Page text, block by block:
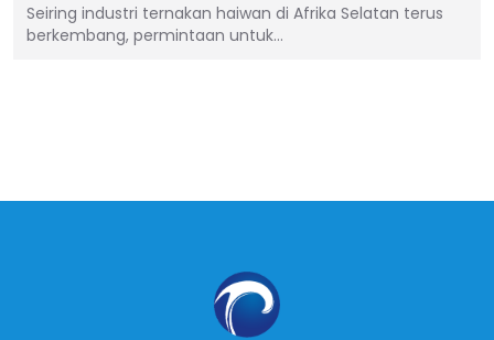
Seiring industri ternakan haiwan di Afrika Selatan terus
berkembang, permintaan untuk…